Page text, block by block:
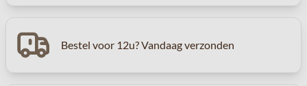
Bestel voor 12u? Vandaag verzonden